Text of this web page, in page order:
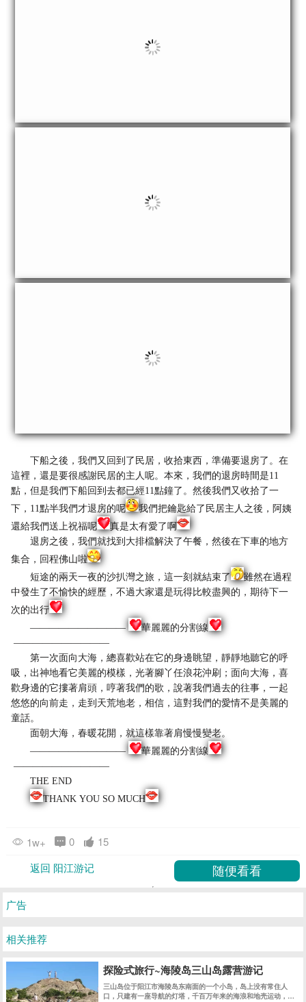
下船之後，我們又回到了民居，收拾東西，準備要退房了。在
這裡，還是要很感謝民居的主人呢。本來，我們的退房時間是11
點，但是我們下船回到去都已經11點鐘了。然後我們又收拾了一
下，11點半我們才退房的呢
我們把鑰匙給了民居主人之後，阿姨
還給我們送上祝福呢
真是太有愛了啊
退房之後，我們就找到大排檔解決了午餐，然後在下車的地方
集合，回程佛山啦
短途的兩天一夜的沙扒灣之旅，這一刻就結束了
雖然在過程
中發生了不愉快的經歷，不過大家還是玩得比較盡興的，期待下一
次的出行
——————————
華麗麗的分割線
——————————
第一次面向大海，總喜歡站在它的身邊眺望，靜靜地聽它的呼
吸，出神地看它美麗的模樣，光著腳丫任浪花沖刷；面向大海，喜
歡身邊的它摟著肩頭，哼著我們的歌，說著我們過去的往事，一起
悠悠的向前走，走到天荒地老，相信，這對我們的愛情不是美麗的
童話。
面朝大海，春暖花開，就這樣靠著肩慢慢變老。
——————————
華麗麗的分割線
——————————
THE END
THANK YOU SO MUCH
1w+ 0
15
返回 阳江游记
广告
相关推荐
探险式旅行~海陵岛三山岛露营游记
三山岛位于阳江市海陵岛东南面的一个小岛，岛上没有常住人
口，只建有一座导航的灯塔，千百万年来的海浪和地壳运动，使